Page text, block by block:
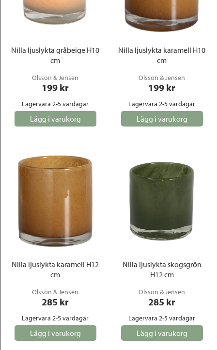
Nilla ljuslykta gråbeige H10
cm
Olsson & Jensen
199 kr
Lagervara 2-5 vardagar
Lägg i varukorg
Nilla ljuslykta karamell H10
cm
Olsson & Jensen
199 kr
Lagervara 2-5 vardagar
Lägg i varukorg
Nilla ljuslykta karamell H12
cm
Olsson & Jensen
285 kr
Lagervara 2-5 vardagar
Lägg i varukorg
Nilla ljuslykta skogsgrön
H12 cm
Olsson & Jensen
285 kr
Lagervara 2-5 vardagar
Lägg i varukorg